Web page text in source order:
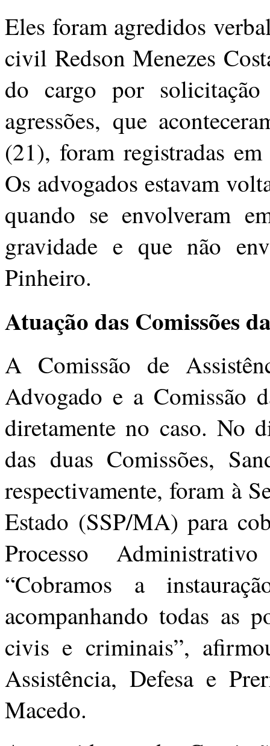
Eles foram agredidos
civil Redson Menezes
do cargo por
agressões, que
(21), foram registradas
Os advogados estavam
quando se envolveram
gravidade e que não
Pinheiro.
Atuação das Comissões
A Comissão de
Advogado e a Comissão
diretamente no caso. No
das duas Comissões,
respectivamente, foram à
Estado (SSP/MA) para
Processo
“Cobramos a
acompanhando todas as
civis e criminais”,
Assistência, Defesa e
Macedo.